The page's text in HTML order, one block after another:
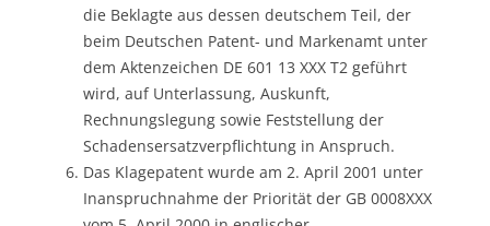
die Beklagte aus dessen deutschem Teil, der
beim Deutschen Patent- und Markenamt unter
dem Aktenzeichen DE 601 13 XXX T2 geführt
wird, auf Unterlassung, Auskunft,
Rechnungslegung sowie Feststellung der
Schadensersatzverpflichtung in Anspruch.
Das Klagepatent wurde am 2. April 2001 unter
Inanspruchnahme der Priorität der GB 0008XXX